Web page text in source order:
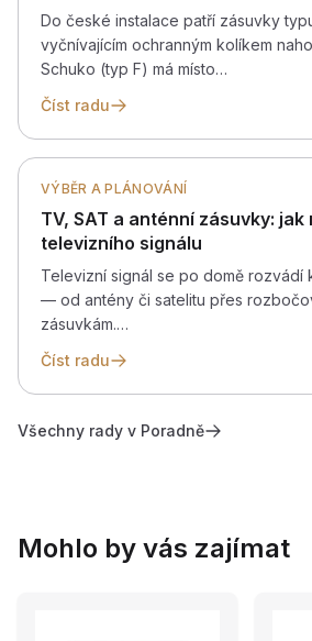
Do české instalace patří zásuvky
vyčnívajícím ochranným kolíkem
Schuko (typ F) má místo…
Číst radu
VÝBĚR A PLÁNOVÁNÍ
TV, SAT a anténní zásuvky:
televizního signálu
Televizní signál se po domě rozvádí
— od antény či satelitu přes
zásuvkám.…
Číst radu
Všechny rady v Poradně
Mohlo by vás zajímat